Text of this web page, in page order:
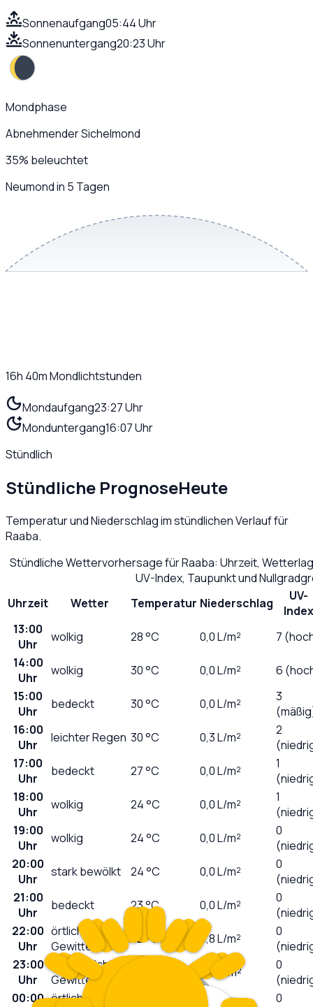
Sonnenaufgang05:44 Uhr
Sonnenuntergang20:23 Uhr
Mondphase
Abnehmender Sichelmond
35% beleuchtet
Neumond in 5 Tagen
16h 40mMondlichtstunden
Mondaufgang23:27 Uhr
Monduntergang16:07 Uhr
Stündlich
Stündliche PrognoseHeute
Temperatur und Niederschlag im stündlichen Verlauf für
Raaba.
Stündliche Wettervorhersage fürRaaba: Uhrzeit,
UV-Index, Taupunkt und
Uhrzeit
Wetter Temperatur Niederschlag
UV-
Index
13:00
Uhr
wolkig 28°C 0,0L/m²
7
14:00
Uhr
wolkig 30°C 0,0L/m²
6
15:00
Uhr
bedeckt 30°C 0,0L/m²
3
16:00
Uhr
leichter Regen 30°C 0,3L/m²
2
17:00
Uhr
bedeckt 27°C 0,0L/m²
1
18:00
Uhr
wolkig 24°C 0,0L/m²
1
19:00
Uhr
wolkig 24°C 0,0L/m²
0
20:00
Uhr
stark bewölkt 24°C 0,0L/m²
0
21:00
Uhr
bedeckt 23°C 0,0L/m²
0
22:00
Uhr
örtlich leichte
Gewitter
22°C 0,8L/m²
0
23:00
Uhr
örtlich leichte
Gewitter
4,8 L/m²
0
00:00 örtlich leichte
0